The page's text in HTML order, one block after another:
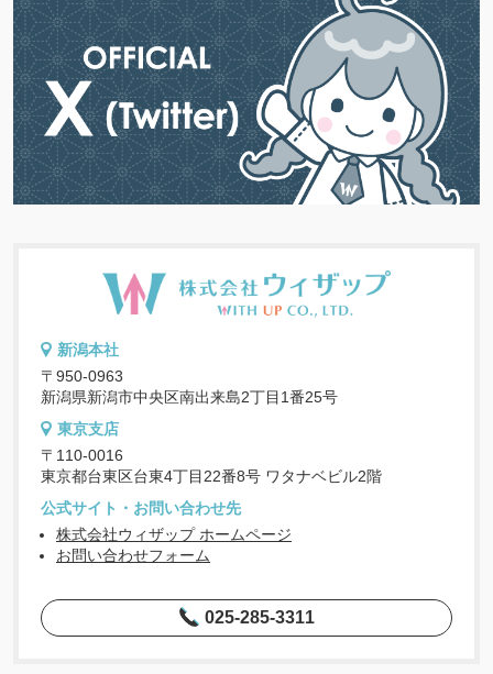
新潟本社
〒950-0963
新潟県新潟市中央区南出来島2丁目1番25号
東京支店
〒110-0016
東京都台東区台東4丁目22番8号 ワタナベビル2階
公式サイト・お問い合わせ先
株式会社ウィザップ ホームページ
お問い合わせフォーム
025-285-3311